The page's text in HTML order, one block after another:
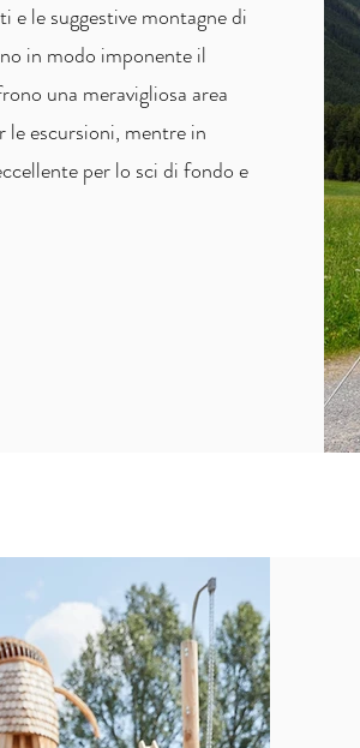
e le suggestive montagne di
in modo imponente il
una meravigliosa area
le escursioni, mentre in
per lo sci di fondo e